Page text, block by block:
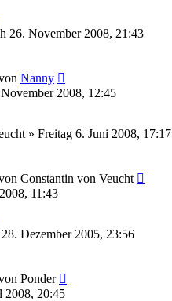
26. November 2008, 21:43
Nanny
2008, 12:45
» Freitag 6. Juni 2008, 17:17
Constantin von Veucht
11:43
Dezember 2005, 23:56
Ponder
2008, 20:45